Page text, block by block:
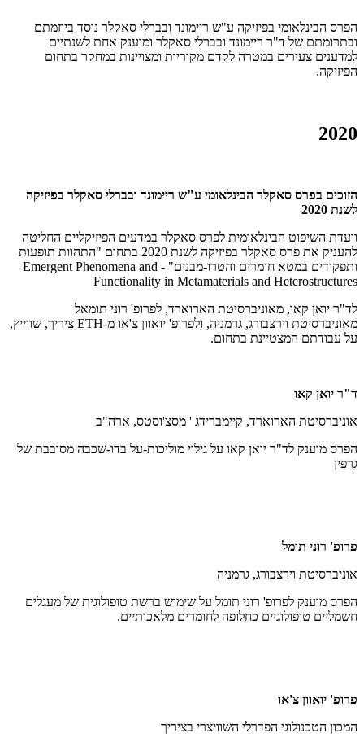
הפרס הבינלאומי בפיזיקה ע"ש ריימונד ובברלי סאקלר נוסד ביוזמתם
ובתרומתם של ד"ר ריימונד ובברלי סאקלר ומוענק אחת לשנתיים
למדענים צעירים במטרה לקדם מקוריות ומצויינות במחקר בתחום
הפיזיקה.
2020
הזוכים בפרס סאקלר הבינלאומי ע"ש ריימונד ובברלי סאקלר בפיזיקה
לשנת 2020
וועדת השיפוט הבינלאומית לפרס סאקלר במדעים הפיזיקליים החליטה
להעניק את פרס סאקלר בפיזיקה לשנת 2020 בתחום "התהוות תופעות
ותפקודים במטא חומרים והטרו-מבנים" - Emergent Phenomena and
Functionality in Metamaterials and Heterostructures
לד"ר יואן קאו, מאוניברסיטת הארוארד, לפרופ' רוני תומאל
מאוניברסיטת וירצבורג, גרמניה, ולפרופ' יואוון צ'או מ-ETH ציריך, שווייץ,
על עבודתם המצטיינת בתחום.
ד"ר יואן קאו
אוניברסיטת הארוארד, קיימברידג ' מסצ'וסטס, ארה"ב
הפרס מוענק לד"ר יואן קאו על גילוי מוליכות-על בדו-שכבה מסובבת של
גרפין
פרופ' רוני תומל
אוניברסיטת וירצבורג, גרמניה
הפרס מוענק לפרופ' רוני תומל על שימוש ברשת טופולוגית של מעגלים
חשמליים טופולוגיים כחלופה לחומרים מלאכותיים.
פרופ' יואוון צ'או
המכון הטכנולוגי הפדרלי השוויצרי בציריך